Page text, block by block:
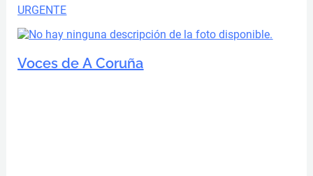
URGENTE
Voces de A Coruña